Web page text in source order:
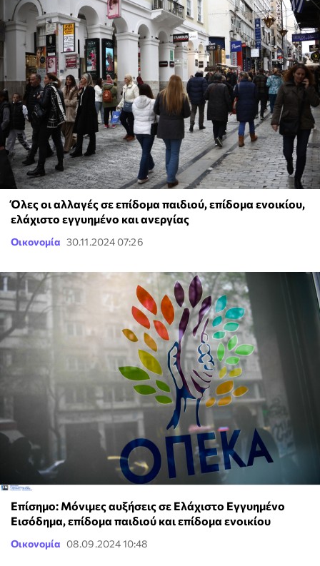
Όλες οι αλλαγές σε επίδομα παιδιού, επίδομα ενοικίου,
ελάχιστο εγγυημένο και ανεργίας
Οικονομία 30.11.2024 07:26
Επίσημο: Μόνιμες αυξήσεις σε Ελάχιστο Εγγυημένο
Εισόδημα, επίδομα παιδιού και επίδομα ενοικίου
Οικονομία 08.09.2024 10:48